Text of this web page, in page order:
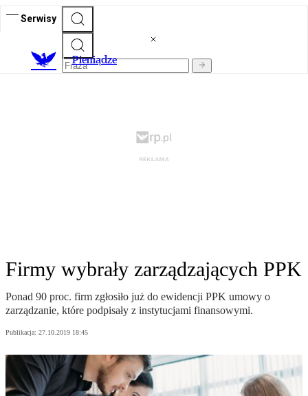
Serwisy
Pieniądze
Firmy wybrały zarządzających PPK
Ponad 90 proc. firm zgłosiło już do ewidencji PPK umowy o
zarządzanie, które podpisały z instytucjami finansowymi.
Publikacja: 27.10.2019 18:45